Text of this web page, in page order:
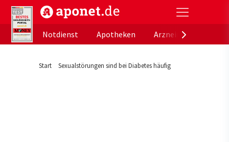
aponet.de - Das offizielle Gesundheitsportal der
Notdienst
Apotheken
Start Sexualstörungen sind bei Diabetes häufig